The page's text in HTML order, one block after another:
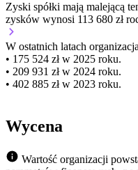
Zyski spółki mają malejącą
zysków wynosi 113 680 zł
W ostatnich latach
• 175 524 zł w 2025 roku.
• 209 931 zł w 2024 roku.
• 402 885 zł w 2023 roku.
Wycena
Wartość organizacji